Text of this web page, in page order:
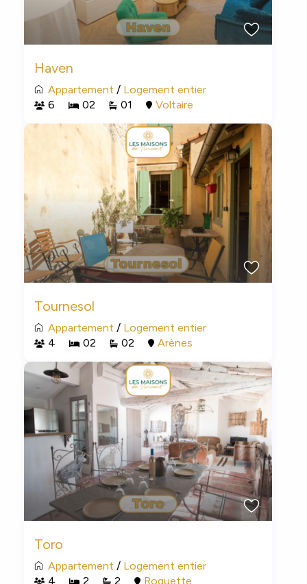
Haven
Appartement / Logement entier
6
02 01 Voltaire
Tournesol
Appartement / Logement entier
4
02 02 Arènes
Toro
Appartement / Logement entier
4
2 2 Roquette